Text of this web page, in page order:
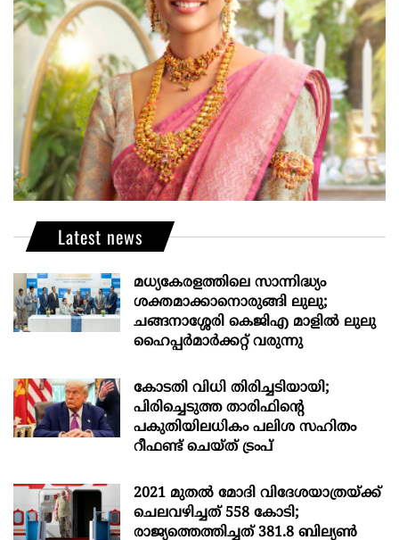
Latest news
മധ്യകേരളത്തിലെ സാന്നിദ്ധ്യം
ശക്തമാക്കാനൊരുങ്ങി ലുലു;
ചങ്ങനാശ്ശേരി കെജിഎ മാളിൽ ലുലു
ഹൈപ്പർമാർക്കറ്റ് വരുന്നു
കോടതി വിധി തിരിച്ചടിയായി;
പിരിച്ചെടുത്ത താരിഫിന്‍റെ
പകുതിയിലധികം പലിശ സഹിതം
റീഫണ്ട് ചെയ്ത് ട്രംപ്
2021 മുതൽ മോദി വിദേശയാത്രയ്ക്ക്
ചെലവഴിച്ചത് 558 കോടി;
രാജ്യത്തെത്തിച്ചത് 381.8 ബില്യൺ